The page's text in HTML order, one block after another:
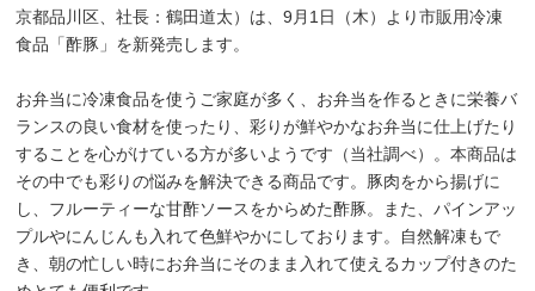
京都品川区、社長：鶴田道太）は、9月1日（木）より市販用冷凍
食品「酢豚」を新発売します。
お弁当に冷凍食品を使うご家庭が多く、お弁当を作るときに栄養バ
ランスの良い食材を使ったり、彩りが鮮やかなお弁当に仕上げたり
することを心がけている方が多いようです（当社調べ）。本商品は
その中でも彩りの悩みを解決できる商品です。豚肉をから揚げに
し、フルーティーな甘酢ソースをからめた酢豚。また、パインアッ
プルやにんじんも入れて色鮮やかにしております。自然解凍もで
き、朝の忙しい時にお弁当にそのまま入れて使えるカップ付きのた